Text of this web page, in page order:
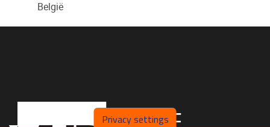
België
Privacy settings